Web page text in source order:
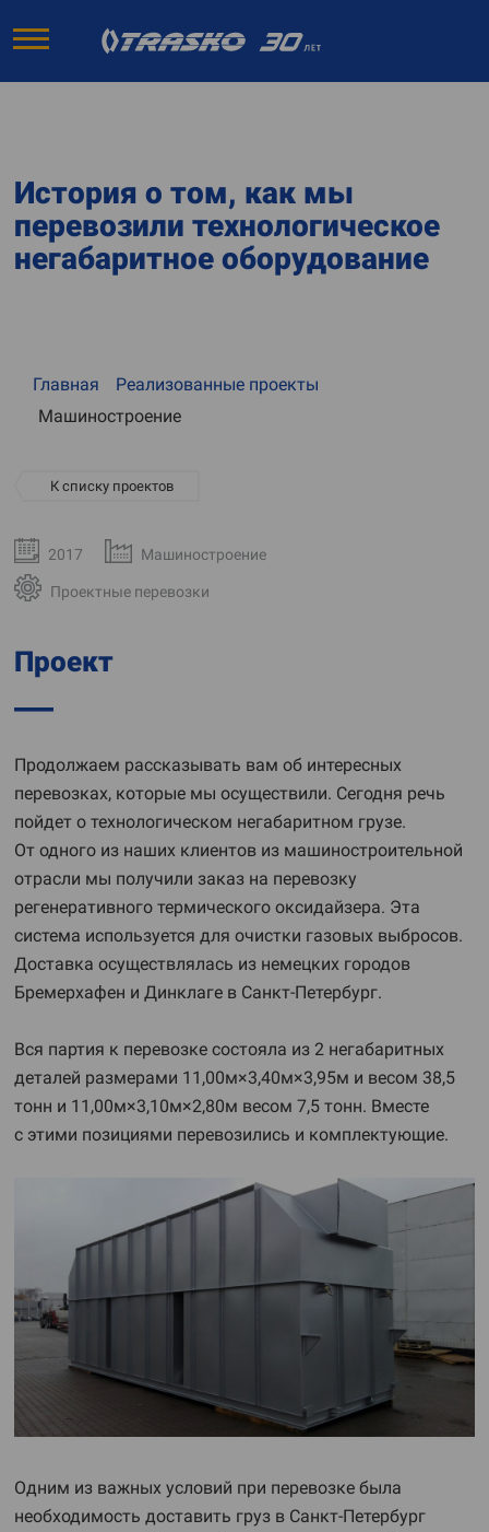
История о том, как мы
перевозили технологическое
негабаритное оборудование
Главная
Реализованные проекты
Машиностроение
К списку проектов
2017 Машиностроение
Проектные перевозки
Проект
Продолжаем рассказывать вам об интересных
перевозках, которые мы осуществили. Сегодня речь
пойдет о технологическом негабаритном грузе.
От одного из наших клиентов из машиностроительной
отрасли мы получили заказ на перевозку
регенеративного термического оксидайзера. Эта
система используется для очистки газовых выбросов.
Доставка осуществлялась из немецких городов
Бремерхафен и Динклаге в Санкт-Петербург.
Вся партия к перевозке состояла из 2 негабаритных
деталей размерами 11,00м×3,40м×3,95м и весом 38,5
тонн и 11,00м×3,10м×2,80м весом 7,5 тонн. Вместе
с этими позициями перевозились и комплектующие.
Одним из важных условий при перевозке была
необходимость доставить груз в Санкт-Петербург